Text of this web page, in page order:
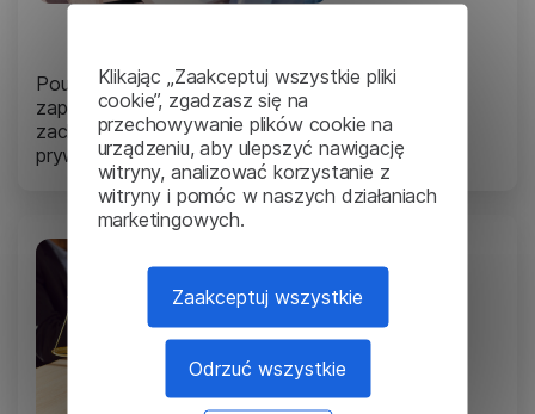
Klikając „Zaakceptuj wszystkie pliki
cookie”, zgadzasz się na
przechowywanie plików cookie na
urządzeniu, aby ulepszyć nawigację
witryny, analizować korzystanie z
witryny i pomóc w naszych działaniach
marketingowych.
Zaakceptuj wszystkie
Odrzuć wszystkie
Poufne tłumaczenia w sektorze finansowym
zapewniają bezpieczeństwo poufnych informacji,
zachowują zgodność z przepisami i chronią
prywatność klientów.